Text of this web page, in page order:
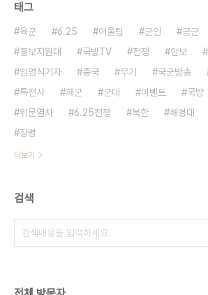
태그
육군 6.25 어울림 군인 공군
홍보지원대
국방TV 전쟁 안보
임영식기자
중국 무기 국군방송
특전사
해군 군대 이벤트 국방
위문열차
6.25전쟁 북한 해병대
장병
더보기
검색